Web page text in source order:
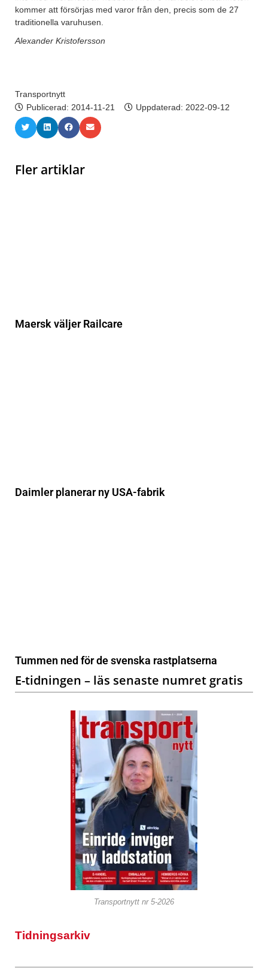
kommer att försörjas med varor från den, precis som de 27
traditionella varuhusen.
Alexander Kristofersson
Transportnytt
Publicerad: 2014-11-21 Uppdaterad: 2022-09-12
Fler artiklar
Maersk väljer Railcare
Daimler planerar ny USA-fabrik
Tummen ned för de svenska rastplatserna
E-tidningen – läs senaste numret gratis
Transportnytt nr 5-2026
Tidningsarkiv